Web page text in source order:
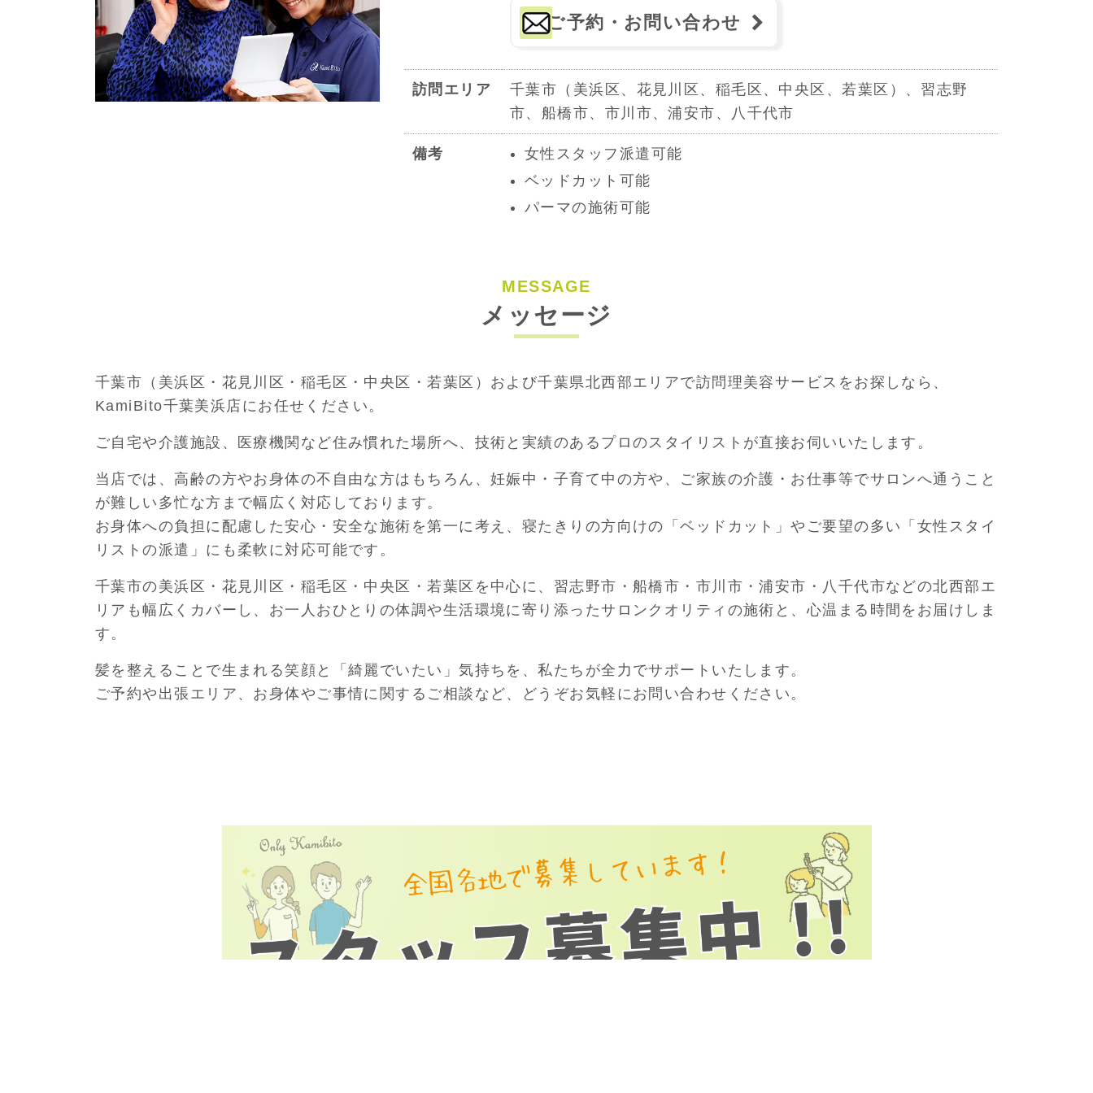
ご予約・お問い合わせ
訪問エリア
千葉市（美浜区、花見川区、稲毛区、中央区、若葉区）、習志野
市、船橋市、市川市、浦安市、八千代市
備考
女性スタッフ派遣可能
ベッドカット可能
パーマの施術可能
MESSAGE
メッセージ
千葉市（美浜区・花見川区・稲毛区・中央区・若葉区）および千葉県北西部エリアで訪問理美容サービスをお探しなら、
KamiBito千葉美浜店にお任せください。
ご自宅や介護施設、医療機関など住み慣れた場所へ、技術と実績のあるプロのスタイリストが直接お伺いいたします。
当店では、高齢の方やお身体の不自由な方はもちろん、妊娠中・子育て中の方や、ご家族の介護・お仕事等でサロンへ通うこと
が難しい多忙な方まで幅広く対応しております。
お身体への負担に配慮した安心・安全な施術を第一に考え、寝たきりの方向けの「ベッドカット」やご要望の多い「女性スタイ
リストの派遣」にも柔軟に対応可能です。
千葉市の美浜区・花見川区・稲毛区・中央区・若葉区を中心に、習志野市・船橋市・市川市・浦安市・八千代市などの北西部エ
リアも幅広くカバーし、お一人おひとりの体調や生活環境に寄り添ったサロンクオリティの施術と、心温まる時間をお届けしま
す。
髪を整えることで生まれる笑顔と「綺麗でいたい」気持ちを、私たちが全力でサポートいたします。
ご予約や出張エリア、お身体やご事情に関するご相談など、どうぞお気軽にお問い合わせください。